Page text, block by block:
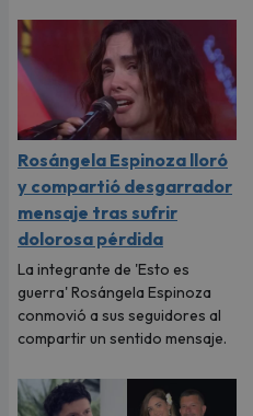
Rosángela Espinoza lloró
y compartió desgarrador
mensaje tras sufrir
dolorosa pérdida
La integrante de 'Esto es
guerra' Rosángela Espinoza
conmovió a sus seguidores al
compartir un sentido mensaje.